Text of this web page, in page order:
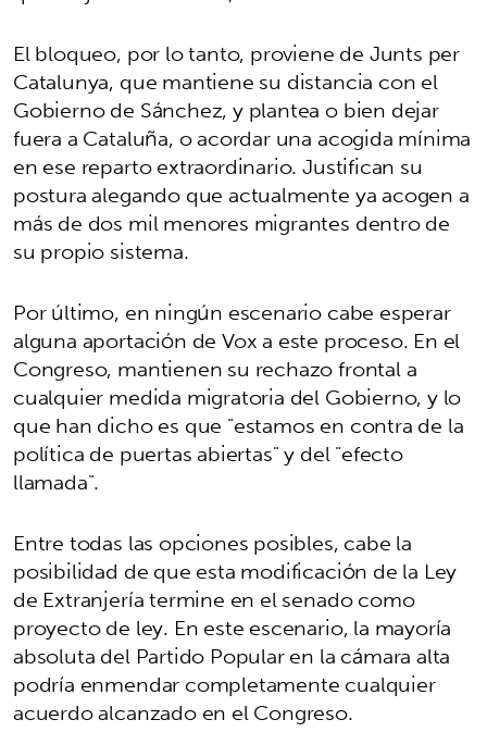
El bloqueo, por lo tanto, proviene de Junts per
Catalunya, que mantiene su distancia con el
Gobierno de Sánchez, y plantea o bien dejar
fuera a Cataluña, o acordar una acogida mínima
en ese reparto extraordinario. Justifican su
postura alegando que actualmente ya acogen a
más de dos mil menores migrantes dentro de
su propio sistema.
Por último, en ningún escenario cabe esperar
alguna aportación de Vox a este proceso. En el
Congreso, mantienen su rechazo frontal a
cualquier medida migratoria del Gobierno, y lo
que han dicho es que "estamos en contra de la
política de puertas abiertas" y del "efecto
llamada".
Entre todas las opciones posibles, cabe la
posibilidad de que esta modificación de la Ley
de Extranjería termine en el senado como
proyecto de ley. En este escenario, la mayoría
absoluta del Partido Popular en la cámara alta
podría enmendar completamente cualquier
acuerdo alcanzado en el Congreso.